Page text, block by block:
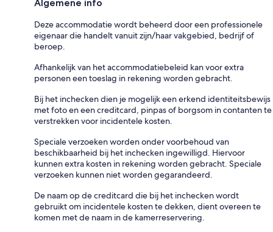
Algemene info
Deze accommodatie wordt beheerd door een professionele
eigenaar die handelt vanuit zijn/haar vakgebied, bedrijf of
beroep.
Afhankelijk van het accommodatiebeleid kan voor extra
personen een toeslag in rekening worden gebracht.
Bij het inchecken dien je mogelijk een erkend identiteitsbewijs
met foto en een creditcard, pinpas of borgsom in contanten te
verstrekken voor incidentele kosten.
Speciale verzoeken worden onder voorbehoud van
beschikbaarheid bij het inchecken ingewilligd. Hiervoor
kunnen extra kosten in rekening worden gebracht. Speciale
verzoeken kunnen niet worden gegarandeerd.
De naam op de creditcard die bij het inchecken wordt
gebruikt om incidentele kosten te dekken, dient overeen te
komen met de naam in de kamerreservering.